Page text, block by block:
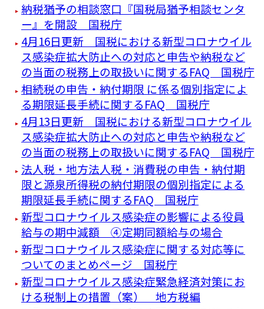
納税猶予の相談窓口『国税局猶予相談センタ
ー』を開設 国税庁
4月16日更新 国税における新型コロナウイル
ス感染症拡大防止への対応と申告や納税など
の当面の税務上の取扱いに関するFAQ 国税庁
相続税の申告・納付期限 に係る個別指定によ
る期限延長手続に関するFAQ 国税庁
4月13日更新 国税における新型コロナウイル
ス感染症拡大防止への対応と申告や納税など
の当面の税務上の取扱いに関するFAQ 国税庁
法人税・地方法人税・消費税の申告・納付期
限と源泉所得税の納付期限の個別指定による
期限延長手続に関するFAQ 国税庁
新型コロナウイルス感染症の影響による役員
給与の期中減額 ④定期同額給与の場合
新型コロナウイルス感染症に関する対応等に
ついてのまとめページ 国税庁
新型コロナウイルス感染症緊急経済対策にお
ける税制上の措置（案） 地方税編